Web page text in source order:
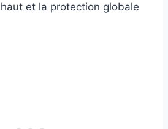
et la protection globale